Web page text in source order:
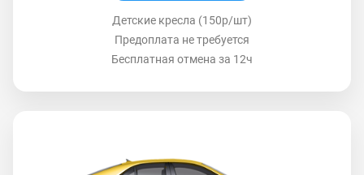
Детские кресла (150р/шт)
Предоплата не требуется
Бесплатная отмена за 12ч